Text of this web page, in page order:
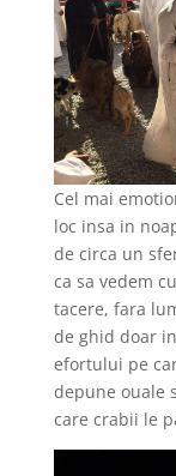
Cel mai
loc insa in
de circa un
ca sa vedem
tacere, fara
de ghid doar
efortului pe
depune ouale
care crabii le